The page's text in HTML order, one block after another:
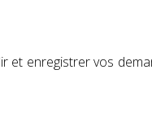
Car
et enregistrer vos